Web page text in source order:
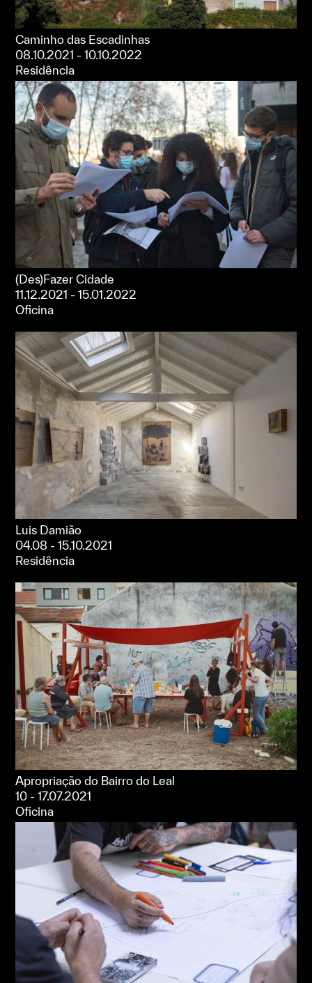
Caminho das Escadinhas
08.10.2021 - 10.10.2022
Residência
(Des)Fazer Cidade
11.12.2021 - 15.01.2022
Oficina
Luis Damião
04.08 - 15.10.2021
Residência
Apropriação do Bairro do Leal
10 - 17.07.2021
Oficina